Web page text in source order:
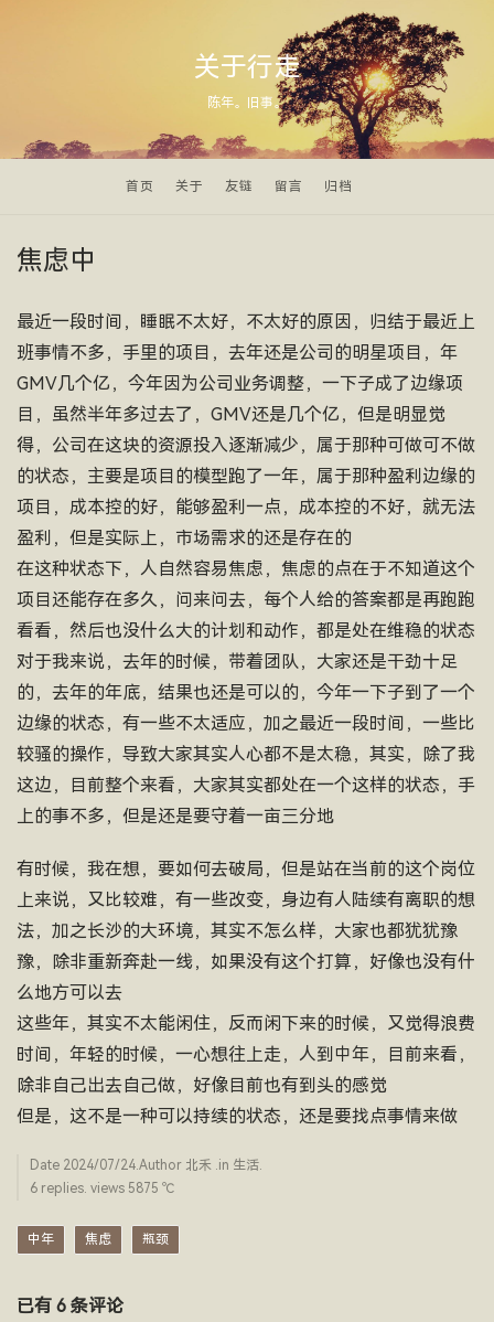
关于行走
陈年。旧事。
首页 关于 友链 留言 归档
焦虑中
最近一段时间，睡眠不太好，不太好的原因，归结于最近上
班事情不多，手里的项目，去年还是公司的明星项目，年
GMV几个亿，今年因为公司业务调整，一下子成了边缘项
目，虽然半年多过去了，GMV还是几个亿，但是明显觉
得，公司在这块的资源投入逐渐减少，属于那种可做可不做
的状态，主要是项目的模型跑了一年，属于那种盈利边缘的
项目，成本控的好，能够盈利一点，成本控的不好，就无法
盈利，但是实际上，市场需求的还是存在的
在这种状态下，人自然容易焦虑，焦虑的点在于不知道这个
项目还能存在多久，问来问去，每个人给的答案都是再跑跑
看看，然后也没什么大的计划和动作，都是处在维稳的状态
对于我来说，去年的时候，带着团队，大家还是干劲十足
的，去年的年底，结果也还是可以的，今年一下子到了一个
边缘的状态，有一些不太适应，加之最近一段时间，一些比
较骚的操作，导致大家其实人心都不是太稳，其实，除了我
这边，目前整个来看，大家其实都处在一个这样的状态，手
上的事不多，但是还是要守着一亩三分地
有时候，我在想，要如何去破局，但是站在当前的这个岗位
上来说，又比较难，有一些改变，身边有人陆续有离职的想
法，加之长沙的大环境，其实不怎么样，大家也都犹犹豫
豫，除非重新奔赴一线，如果没有这个打算，好像也没有什
么地方可以去
这些年，其实不太能闲住，反而闲下来的时候，又觉得浪费
时间，年轻的时候，一心想往上走，人到中年，目前来看，
除非自己出去自己做，好像目前也有到头的感觉
但是，这不是一种可以持续的状态，还是要找点事情来做
Date 2024/07/24.Author 北禾 .in 生活.
6 replies. views 5875 ­℃
中年 焦虑 瓶颈
已有 6 条评论